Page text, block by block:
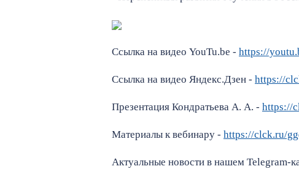
Ссылка на видео YouTu.be - https://
Ссылка на видео Яндекс.Дзен - https://
Презентация Кондратьева А. А. - https://
Материалы к вебинару - https://clck.ru/
Актуальные новости в нашем Telegram-